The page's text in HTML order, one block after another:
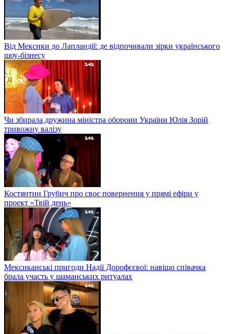
Від Мексики до Лапландії: де відпочивали зірки українського
шоу-бізнесу
Чи збирала дружина міністра оборони України Юлія Зорій
тривожну валізу
Костянтин Грубич про своє повернення у прямі ефіри у
проект «Твій день»
Мексиканські пригоди Надії Дорофєєвої: навіщо співачка
брала участь у шаманських ритуалах